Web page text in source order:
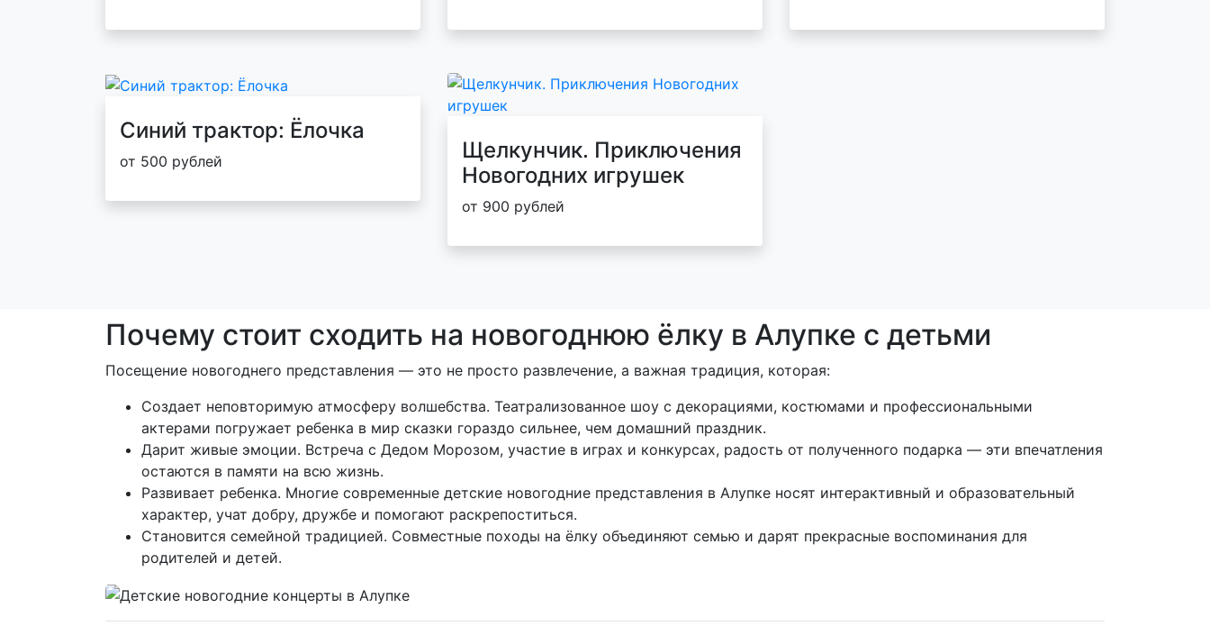
Синий трактор: Ёлочка
от 500 рублей
Щелкунчик. Приключения
Новогодних игрушек
от 900 рублей
Почему стоит сходить на новогоднюю ёлку в Алупке с детьми
Посещение новогоднего представления — это не просто развлечение, а важная традиция, которая:
Создает неповторимую атмосферу волшебства. Театрализованное шоу с декорациями, костюмами и профессиональными
актерами погружает ребенка в мир сказки гораздо сильнее, чем домашний праздник.
Дарит живые эмоции. Встреча с Дедом Морозом, участие в играх и конкурсах, радость от полученного подарка — эти впечатления
остаются в памяти на всю жизнь.
Развивает ребенка. Многие современные детские новогодние представления в Алупке носят интерактивный и образовательный
характер, учат добру, дружбе и помогают раскрепоститься.
Становится семейной традицией. Совместные походы на ёлку объединяют семью и дарят прекрасные воспоминания для
родителей и детей.